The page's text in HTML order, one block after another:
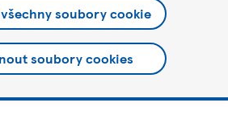
soubory cookie
soubory cookies